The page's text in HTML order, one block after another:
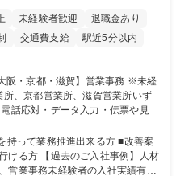
未経験者歓迎
退職金あり
交通費支給
駅近5分以内
話応対・データ入力・伝票や見積
所内で発生する事務業務や業務改
。業務システムがきちんと構築さ
ことができる環境です。また、
持って業務推進出来る方 ■改善案
ける方 【過去のご入社事例】人材
営業事務未経験者の入社実績有